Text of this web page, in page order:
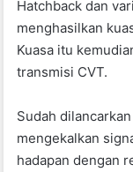
Hatchback dan
menghasilkan
Kuasa itu
transmisi CVT.
Sudah
mengekalkan
hadapan dengan